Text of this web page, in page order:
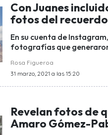
Con Juanes
fotos del recuerdo
En su cuenta de
fotografías que
Rosa Figueroa
31 marzo, 2021 a las 15:20
Revelan fotos de
Amaro Gómez-